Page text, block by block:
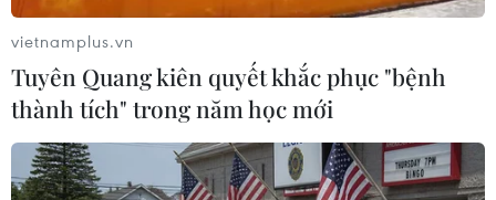
TIN LIÊN QUAN
vietnamplus.vn
Tuyên Quang kiên quyết khắc phục "bệnh
thành tích" trong năm học mới